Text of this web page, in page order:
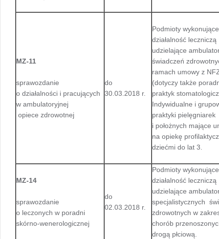
MZ-11
sprawozdanie
o działalności i pracujących
w ambulatoryjnej
opiece zdrowotnej
do
30.03.2018 r.
Podmioty wykonujące
działalność leczniczą
udzielające
świadczeń
ramach umowy z
(dotyczy także
praktyk
Indywidualne i
praktyki pielęgniarek
i położnych mające
na opiekę
dziećmi do lat 3.
MZ-14
sprawozdanie
o leczonych w poradni
skórno-wenerologicznej
do
02.03.2018 r.
Podmioty wykonujące
działalność leczniczą
udzielające
specjalistycznych
zdrowotnych w
chorób
drogą płciową.